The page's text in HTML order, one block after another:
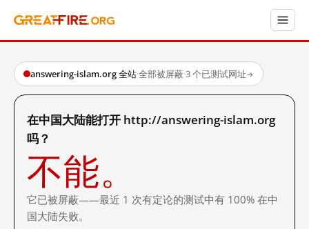
answering-islam.org 全站·全部被屏蔽·3 个已测试网址→
在中国大陆能打开 http://answering-islam.org
吗？
不能。
它已被屏蔽——最近 1 次有定论的测试中有 100% 在中
国大陆失败。